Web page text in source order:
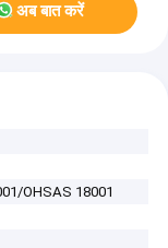
अब बात करें
OHSAS 18001